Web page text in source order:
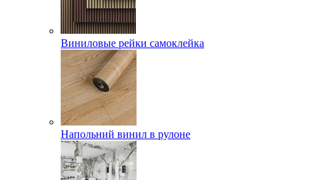
Виниловые рейки самоклейка
Напольний винил в рулоне